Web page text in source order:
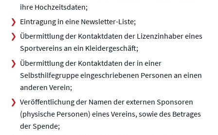
ihre Hochzeitsdaten;
Eintragung in eine Newsletter-Liste;
Übermittlung der Kontaktdaten der Lizenzinhaber eines
Sportvereins an ein Kleidergeschäft;
Übermittlung der Kontaktdaten der in einer
Selbsthilfegruppe eingeschriebenen Personen an einen
anderen Verein;
Veröffentlichung der Namen der externen Sponsoren
(physische Personen) eines Vereins, sowie des Betrages
der Spende;